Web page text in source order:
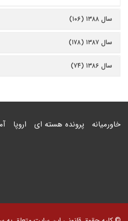
سال ۱۳۸۸ (۱۰۶)
سال ۱۳۸۷ (۱۷۸)
سال ۱۳۸۶ (۷۴)
خاورمیانه پرونده هسته ای اروپا